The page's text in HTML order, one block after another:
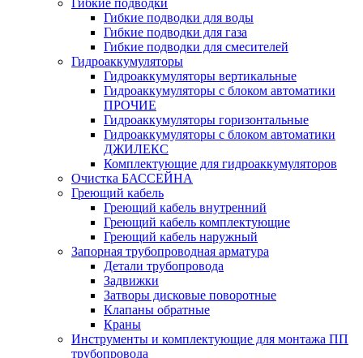
Гибкие подводки
Гибкие подводки для воды
Гибкие подводки для газа
Гибкие подводки для смесителей
Гидроаккумуляторы
Гидроаккумуляторы вертикальные
Гидроаккумуляторы с блоком автоматики
ПРОЧИЕ
Гидроаккумуляторы горизонтальные
Гидроаккумуляторы с блоком автоматики
ДЖИЛЕКС
Комплектующие для гидроаккумуляторов
Очистка БАССЕЙНА
Греющий кабель
Греющий кабель внутренний
Греющий кабель комплектующие
Греющий кабель наружный
Запорная трубопроводная арматура
Детали трубопровода
Задвижки
Затворы дисковые поворотные
Клапаны обратные
Краны
Инструменты и комплектующие для монтажа ПП
трубопровода